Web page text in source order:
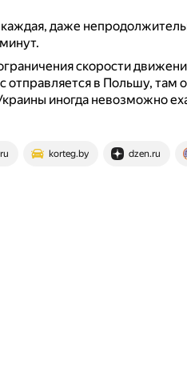
даже
скорости
отправляется в Польшу, там
иногда невозможно
korteg.by dzen.ru